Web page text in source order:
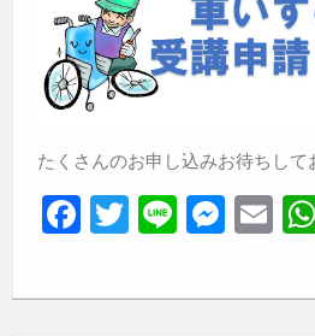
たくさんのお申し込みお待ちして
F
a
c
T
wi
tt
Li
n
e
M
e
ss
E
m
ail